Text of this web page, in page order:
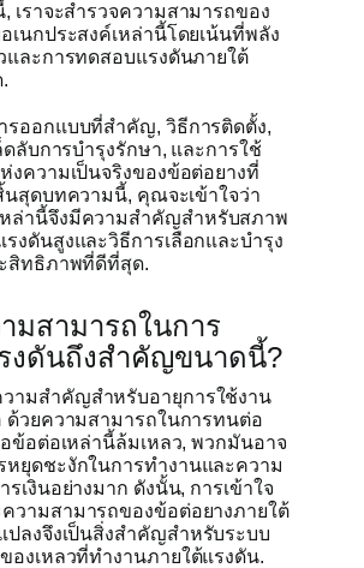
เราจะสำรวจความสามารถของ
เนกประสงค์เหล่านี้โดยเน้นที่พลัง
และการทดสอบแรงดันภายใต้
ออกแบบที่สำคัญ, วิธีการติดตั้ง,
ดลับการบำรุงรักษา, และการใช้
งความเป็นจริงของข้อต่อยางที่
นสุดบทความนี้, คุณจะเข้าใจว่า
ล่านี้จึงมีความสำคัญสำหรับสภาพ
งดันสูงและวิธีการเลือกและบำรุง
สิทธิภาพที่ดีที่สุด.
มสามารถในการ
งดันถึงสำคัญขนาดนี้?
ามสำคัญสำหรับอายุการใช้งาน
ด้วยความสามารถในการทนต่อ
อข้อต่อเหล่านี้ล้มเหลว, พวกมันอาจ
หยุดชะงักในการทำงานและความ
รเงินอย่างมาก ดังนั้น, การเข้าใจ
วามสามารถของข้อต่อยางภายใต้
ปลงจึงเป็นสิ่งสำคัญสำหรับระบบ
องเหลวที่ทำงานภายใต้แรงดัน.